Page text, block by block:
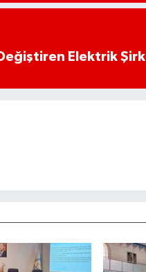
Elektrik